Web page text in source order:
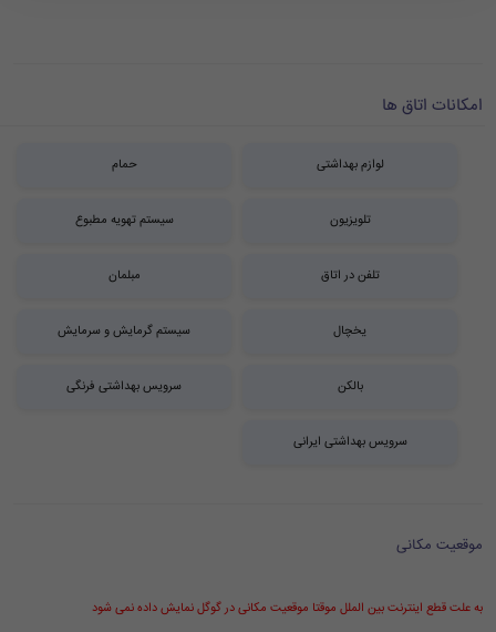
امکانات اتاق ها
لوازم بهداشتی حمام
تلویزیون سیستم تهویه مطبوع
تلفن در اتاق مبلمان
یخچال سیستم گرمایش و سرمایش
بالکن سرویس بهداشتی فرنگی
سرویس بهداشتی ایرانی
موقعیت مکانی
به علت قطع اینترنت بین الملل موقتا موقعیت مکانی در گوگل نمایش داده نمی شود